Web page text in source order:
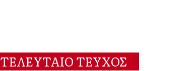
ΤΕΛΕΥΤΑΙΟ ΤΕΥΧΟΣ